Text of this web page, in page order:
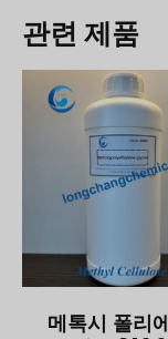
관련 제품
메톡시 폴리